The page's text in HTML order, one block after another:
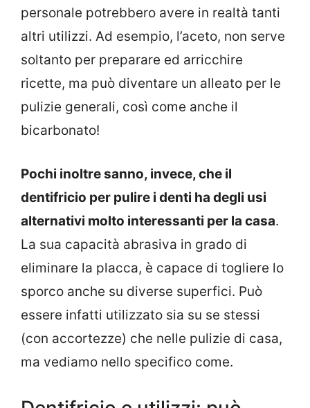
personale potrebbero avere in realtà tanti
altri utilizzi. Ad esempio, l’aceto, non serve
soltanto per preparare ed arricchire
ricette, ma può diventare un alleato per le
pulizie generali, così come anche il
bicarbonato!
Pochi inoltre sanno, invece, che il
dentifricio per pulire i denti ha degli usi
alternativi molto interessanti per la casa.
La sua capacità abrasiva in grado di
eliminare la placca, è capace di togliere lo
sporco anche su diverse superfici. Può
essere infatti utilizzato sia su se stessi
(con accortezze) che nelle pulizie di casa,
ma vediamo nello specifico come.